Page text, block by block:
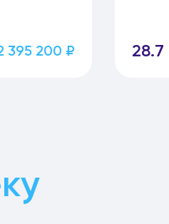
395 200 ₽ 28.7